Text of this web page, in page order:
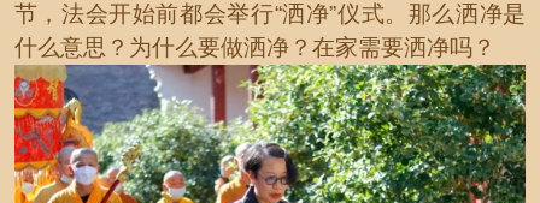
节，法会开始前都会举行“洒净”仪式。那么洒净是
什么意思？为什么要做洒净？在家需要洒净吗？